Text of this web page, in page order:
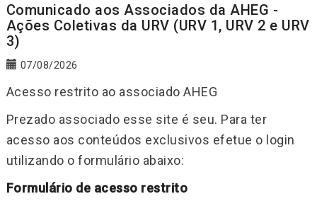
Comunicado aos Associados da AHEG -
Ações Coletivas da URV (URV 1, URV 2 e URV
3)
07/08/2026
Acesso restrito ao associado AHEG
Prezado associado esse site é seu. Para ter
acesso aos conteúdos exclusivos efetue o login
utilizando o formulário abaixo:
Formulário de acesso restrito